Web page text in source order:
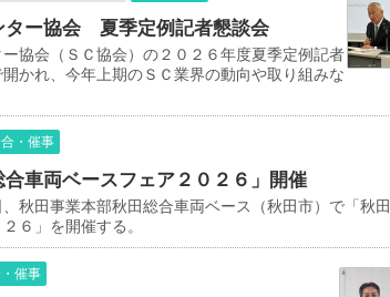
ター協会 夏季定例記者懇談会
協会（ＳＣ協会）の２０２６年度夏季定例記者
かれ、今年上期のＳＣ業界の動向や取り組みな
・催事
車両ベースフェア２０２６」開催
秋田事業本部秋田総合車両ベース（秋田市）で「秋田
６」を開催する。
催事